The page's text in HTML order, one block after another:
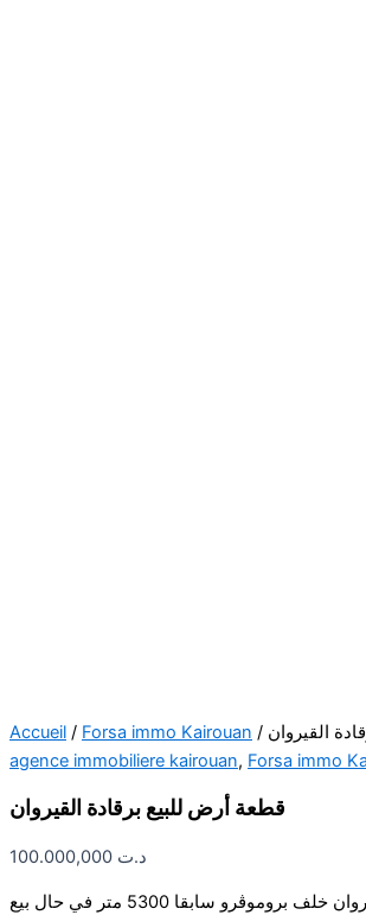
Accueil / Forsa immo Kairouan
القيروان
agence immobiliere kairouan, Forsa immo
قطعة أرض للبيع برقادة القيروان
د.ت
للبيع برقادة القيروان خلف بروموڤرو سابقا 5300 متر في حال بيع